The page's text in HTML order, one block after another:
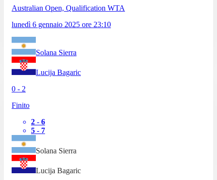
Australian Open, Qualification WTA
lunedì 6 gennaio 2025 ore 23:10
Solana Sierra
Lucija Bagaric
0 - 2
Finito
2 - 6
5 - 7
Solana Sierra
Lucija Bagaric